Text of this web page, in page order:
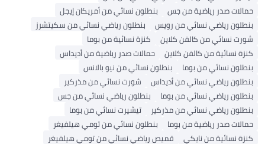
حمالات صدر رياضية من جس
بنطلون نسائي من أمريكان إيجل
بنطلون رياضي نسائي من رويس
بنطلون رياضي نسائي من سكيتشرز
شورت نسائي من كالفن كلاين
كنزة نسائية من بوما
كنزة نسائية من كالفن كلاين
حمالات صدر رياضية من أديداس
بنطلون نسائي من بوما
بنطلون نسائي من نيو بالانس
بنطلون رياضي نسائي من أديداس
شورت نسائي من مذركير
بنطلون رياضي نسائي من بوما
بنطلون رياضي نسائي من جس
بنطلون رياضي نسائي من مذركير
تيشيرت نسائي من بوما
حمالات صدر رياضية من بوما
بنطلون نسائي من تومي هيلفيغر
كنزة نسائية من نايكي
قميص رياضي نسائي من تومي هيلفيغر